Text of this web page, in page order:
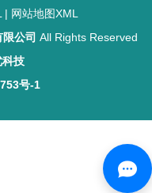
| 网站地图XML
公司 All Rights Reserved
科技
号-1